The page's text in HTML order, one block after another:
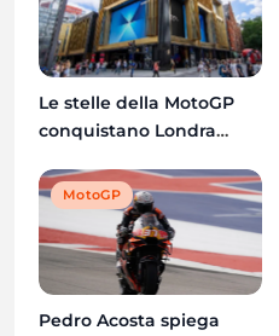
Le stelle della MotoGP
conquistano Londra
Bretagna
MotoGP
Pedro Acosta spiega